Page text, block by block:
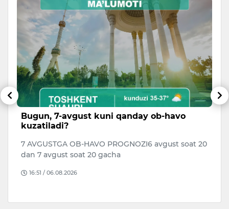
Bugun, 7-avgust kuni qanday ob-havo
kuzatiladi?
7 AVGUSTGA OB-HAVO PROGNOZI6 avgust soat 20
dan 7 avgust soat 20 gacha
16:51 / 06.08.2026